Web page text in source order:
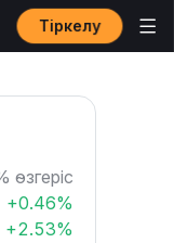
Тіркелу
өзгеріс
+0.46%
+2.53%